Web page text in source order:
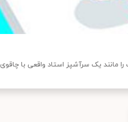
مانند یک سرآشپز استاد واقعی با چاقوی